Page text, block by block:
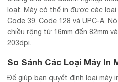
loạt. Máy có thể in được các
Code 39, Code 128 và UPC-A.
chiều rộng từ 16mm đến 82mm
203dpi.
So Sánh Các Loại Máy In
Để giúp bạn quyết định loại máy